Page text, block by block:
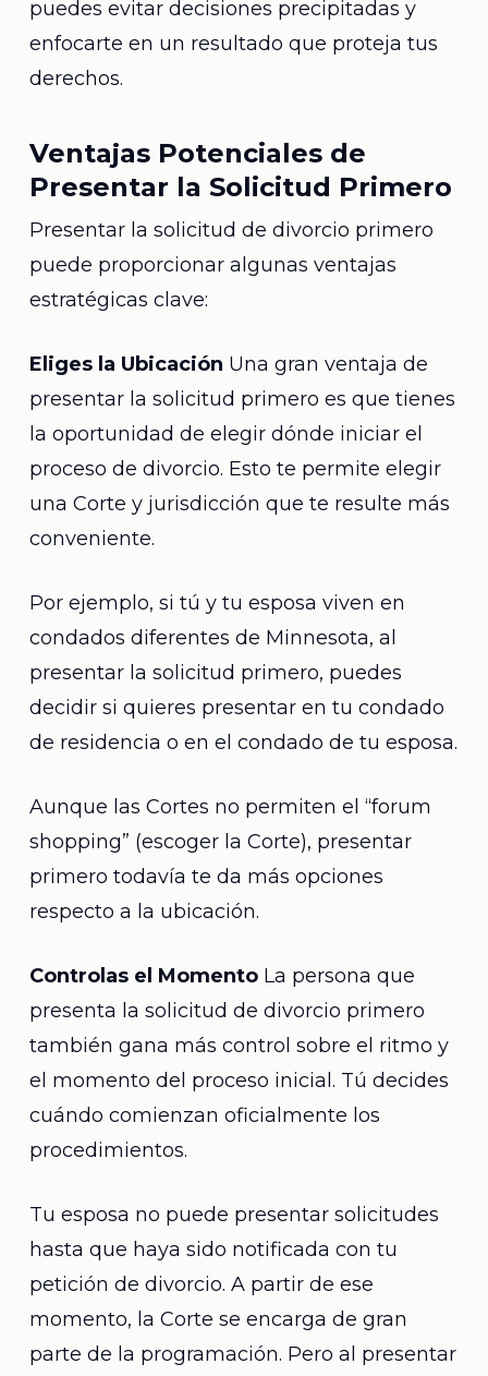
puedes evitar decisiones precipitadas y
enfocarte en un resultado que proteja tus
derechos.
Ventajas Potenciales de
Presentar la Solicitud Primero
Presentar la solicitud de divorcio primero
puede proporcionar algunas ventajas
estratégicas clave:
Eliges la Ubicación Una gran ventaja de
presentar la solicitud primero es que tienes
la oportunidad de elegir dónde iniciar el
proceso de divorcio. Esto te permite elegir
una Corte y jurisdicción que te resulte más
conveniente.
Por ejemplo, si tú y tu esposa viven en
condados diferentes de Minnesota, al
presentar la solicitud primero, puedes
decidir si quieres presentar en tu condado
de residencia o en el condado de tu esposa.
Aunque las Cortes no permiten el “forum
shopping” (escoger la Corte), presentar
primero todavía te da más opciones
respecto a la ubicación.
Controlas el MomentoLa persona que
presenta la solicitud de divorcio primero
también gana más control sobre el ritmo y
el momento del proceso inicial. Tú decides
cuándo comienzan oficialmente los
procedimientos.
Tu esposa no puede presentar solicitudes
hasta que haya sido notificada con tu
petición de divorcio. A partir de ese
momento, la Corte se encarga de gran
parte de la programación. Pero al presentar